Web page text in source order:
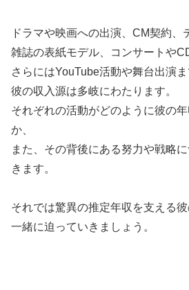
ドラマや映画への出演、CM契約、
雑誌の表紙モデル、コンサートや
さらにはYouTube活動や舞台出演ま
彼の収入源は多岐にわたります。
それぞれの活動がどのように彼の
か、
また、その背後にある努力や戦略
きます。
それでは驚異の推定年収を支える彼
一緒に迫っていきましょう。